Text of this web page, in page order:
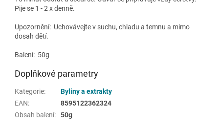
Pije se 1 - 2 x denně.
Upozornění: Uchovávejte v suchu, chladu a temnu a mimo
dosah dětí.
Balení: 50g
Doplňkové parametry
Kategorie:
Byliny a extrakty
EAN:
8595122362324
Obsah balení: 50g